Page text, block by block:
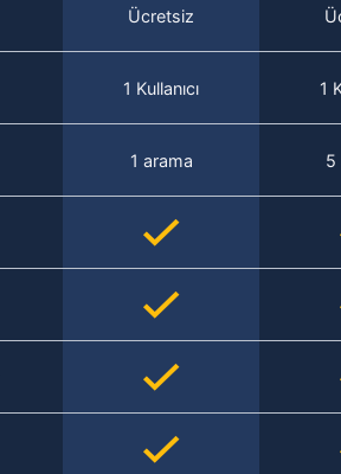
Ücretsiz
1 Kullanıcı 1
1 arama 5